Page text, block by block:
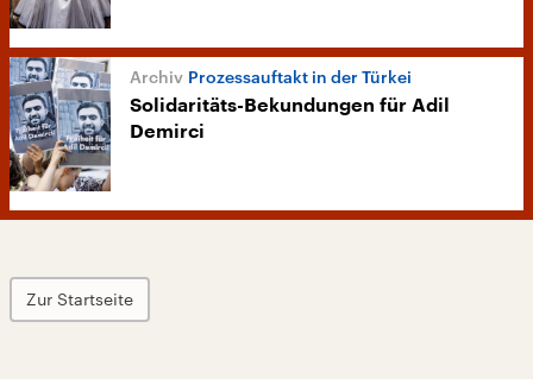
Prozessauftakt in der Türkei
Solidaritäts-Bekundungen für Adil
Demirci
Zur Startseite